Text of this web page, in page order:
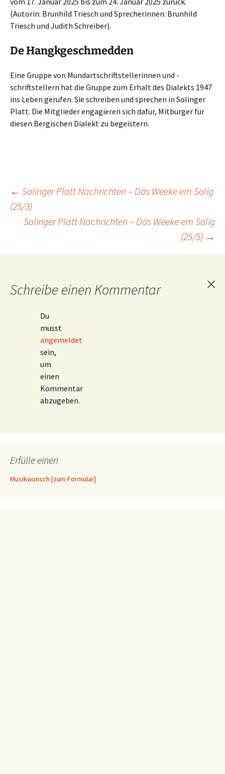
(Autorin: Brunhild Triesch und Sprecherinnen: Brunhild
Triesch und Judith Schreiber).
De Hangkgeschmedden
Eine Gruppe von Mundartschriftstellerinnen und -
schriftstellern hat die Gruppe zum Erhalt des Dialekts 1947
ins Leben gerufen. Sie schreiben und sprechen in Solinger
Platt. Die Mitglieder engagieren sich dafür, Mitbürger für
diesen Bergischen Dialekt zu begeistern.
Beitragsnavigation
← Solinger Platt Nachrichten – Dös Weeke em Solig
(25/3)
Solinger Platt Nachrichten – Dös Weeke em Solig
(25/5) →
Schreibe einen Kommentar
Du
musst
angemeldet
sein,
um
einen
Kommentar
abzugeben.
Erfülle einen
Musikwunsch [zum Formular]